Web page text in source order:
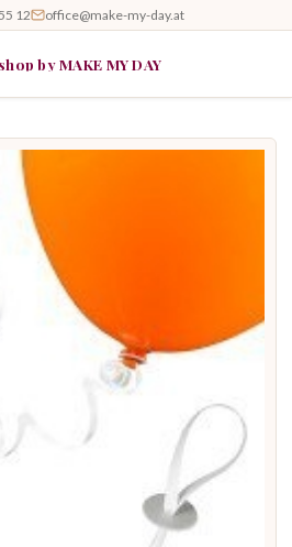
12 office@make-my-day.at
by MAKE MY DAY